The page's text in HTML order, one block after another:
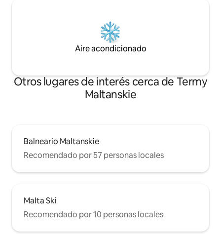
Aire acondicionado
Otros lugares de interés cerca de Termy
Maltanskie
Balneario Maltanskie
Recomendado por 57 personas locales
Malta Ski
Recomendado por 10 personas locales